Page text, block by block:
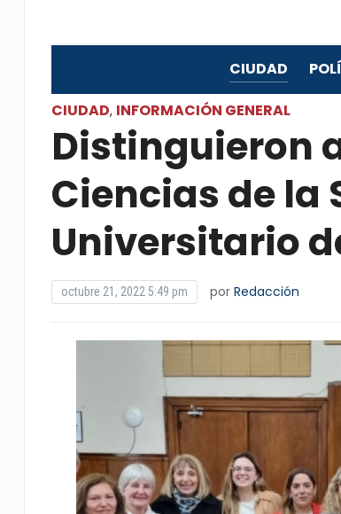
CIUDAD
CIUDAD, INFORMACIÓN GENERAL
Distinguieron
Ciencias de la
Universitario
octubre 21, 2022 5:49 pm por Redacción